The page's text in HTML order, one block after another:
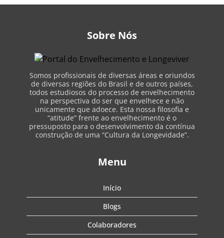
Sobre Nós
Somos profissionais de diversas áreas e oriundos
de diversas regiões do Brasil e de outros países,
todos estudiosos do processo de envelhecimento
na perspectiva do ser que envelhece e não
unicamente que adoece. Esta nossa filosofia e
“atitude” frente ao envelhecimento é o
pressuposto para o desenvolvimento da contínua
construção de uma “Cultura da Longevidade”.
Menu
Início
Blogs
Colaboradores